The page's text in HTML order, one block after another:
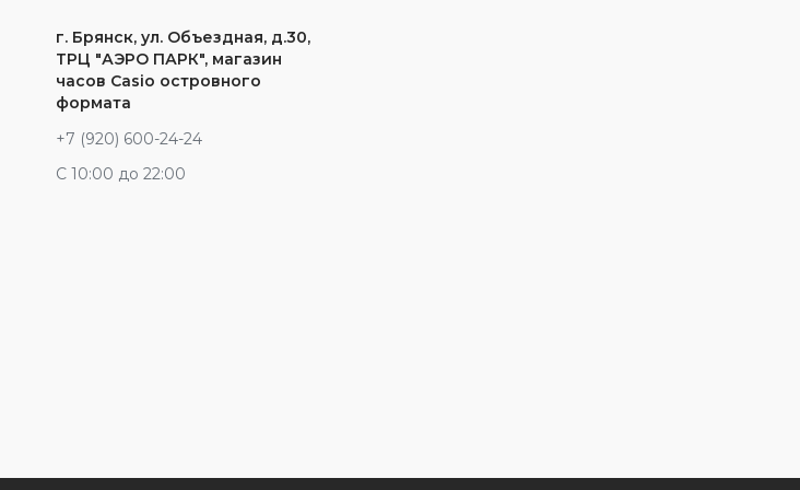
г. Брянск, ул. Объездная, д.30,
ТРЦ "АЭРО ПАРК", магазин
часов Casio островного
формата
+7 (920) 600-24-24
С 10:00 до 22:00